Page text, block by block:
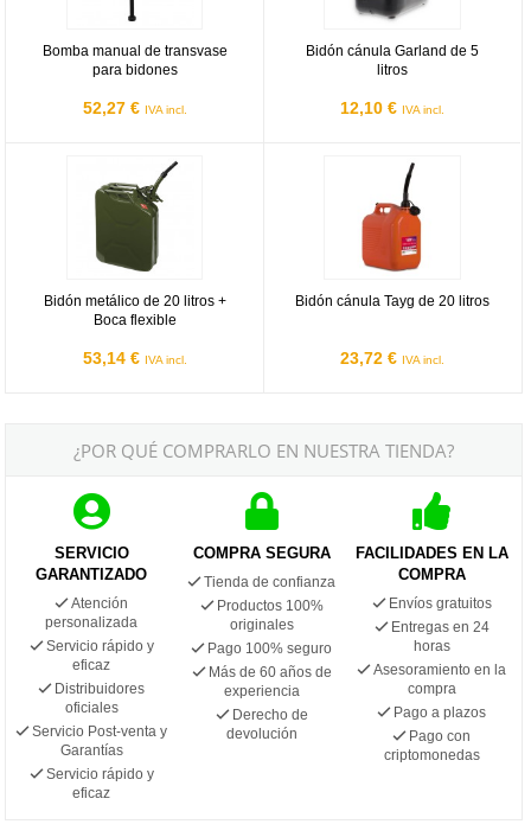
Bomba manual de transvase
para bidones
52,27 € IVA incl.
Bidón cánula Garland de 5
litros
12,10 € IVA incl.
Bidón metálico de 20 litros +
Boca flexible
53,14 € IVA incl.
Bidón cánula Tayg de 20 litros
23,72 € IVA incl.
¿POR QUÉ COMPRARLO EN NUESTRA TIENDA?
SERVICIO
GARANTIZADO
Atención
personalizada
Servicio rápido y
eficaz
Distribuidores
oficiales
Servicio Post-venta y
Garantías
Servicio rápido y
eficaz
COMPRA SEGURA
Tienda de confianza
Productos 100%
originales
Pago 100% seguro
Más de 60 años de
experiencia
Derecho de
devolución
FACILIDADES EN LA
COMPRA
Envíos gratuitos
Entregas en 24
horas
Asesoramiento en la
compra
Pago a plazos
Pago con
criptomonedas